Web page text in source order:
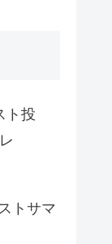
ト投
トサマ